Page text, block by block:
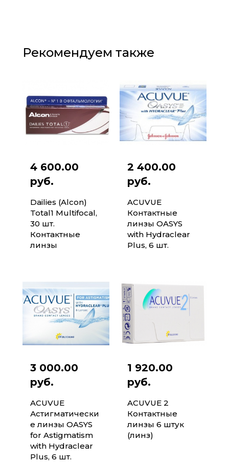
Рекомендуем также
4 600.00
руб.
Dailies (Alcon)
Total1 Multifocal,
30 шт.
Контактные
линзы
2 400.00
руб.
ACUVUE
Контактные
линзы OASYS
with Hydraclear
Plus, 6 шт.
3 000.00
руб.
ACUVUE
Астигматически
е линзы OASYS
for Astigmatism
with Hydraclear
Plus, 6 шт.
1 920.00
руб.
ACUVUE 2
Контактные
линзы 6 штук
(линз)